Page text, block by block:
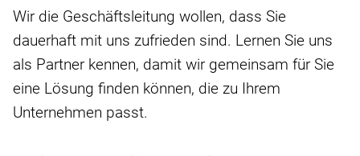
Wir die Geschäftsleitung wollen, dass Sie
dauerhaft mit uns zufrieden sind. Lernen Sie uns
als Partner kennen, damit wir gemeinsam für Sie
eine Lösung finden können, die zu Ihrem
Unternehmen passt.